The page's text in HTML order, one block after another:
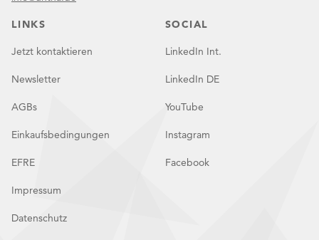
LINKS
Jetzt kontaktieren
Newsletter
AGBs
Einkaufsbedingungen
EFRE
Impressum
Datenschutz
SOCIAL
LinkedIn Int.
LinkedIn DE
YouTube
Instagram
Facebook